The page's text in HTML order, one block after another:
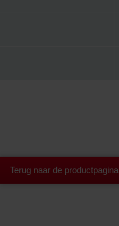
Terug naar de productpagina